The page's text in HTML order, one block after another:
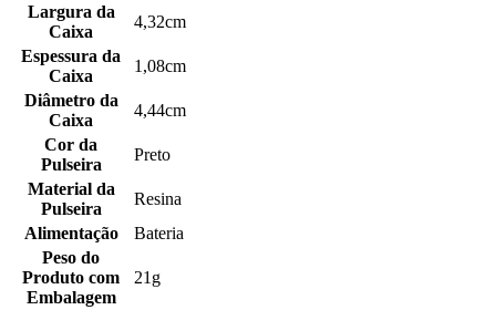
Largura da
Caixa
4,32cm
Espessura da
Caixa
1,08cm
Diâmetro da
Caixa
4,44cm
Cor da
Pulseira
Preto
Material da
Pulseira
Resina
Alimentação
Bateria
Peso do
Produto com
Embalagem
21g